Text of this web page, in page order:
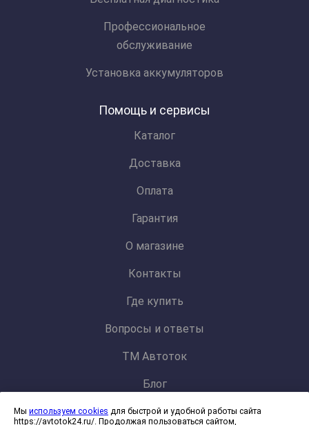
Профессиональное
обслуживание
Установка аккумуляторов
Помощь и сервисы
Каталог
Доставка
Оплата
Гарантия
О магазине
Контакты
Где купить
Вопросы и ответы
ТМ Автоток
Блог
Политика конфиденциальности и обработки персональных данных
Мы используем cookies для быстрой и удобной работы сайта
https://avtotok24.ru/. Продолжая пользоваться сайтом,